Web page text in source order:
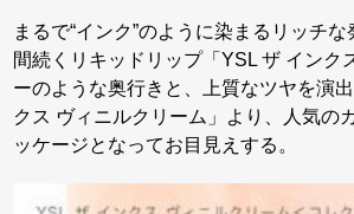
まるで“インク”のように染まるリッチ
間続くリキッドリップ「YSL ザ インク
ーのような奥行きと、上質なツヤを演
クス ヴィニルクリーム」より、人気の
ッケージとなってお目見えする。